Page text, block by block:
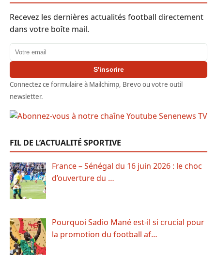
Recevez les dernières actualités football directement
dans votre boîte mail.
Adresse email
S'inscrire
Connectez ce formulaire à Mailchimp, Brevo ou votre outil
newsletter.
FIL DE L’ACTUALITÉ SPORTIVE
France – Sénégal du 16 juin 2026 : le choc
d’ouverture du …
Pourquoi Sadio Mané est-il si crucial pour
la promotion du football af…